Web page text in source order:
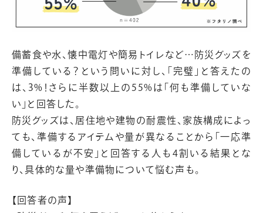
備蓄食や水、懐中電灯や簡易トイレなど…防災グッズを
準備している？という問いに対し、「完璧」と答えたの
は、3%！さらに半数以上の55%は「何も準備していな
い」と回答した。
防災グッズは、居住地や建物の耐震性、家族構成によっ
ても、準備するアイテムや量が異なることから「一応準
備しているが不安」と回答する人も4割いる結果とな
り、具体的な量や準備物について悩む声も。
【回答者の声】